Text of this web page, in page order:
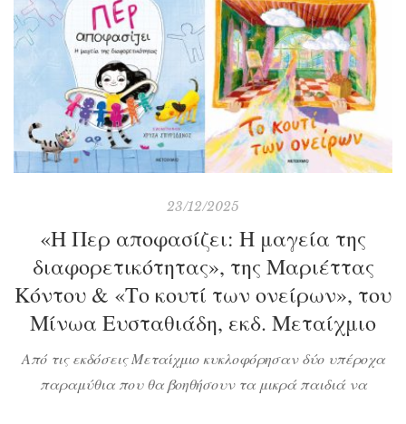
με ιππότες και πειρατές, κάνει παρέα με δεινόσαυρους
αλλά όλοι αυτοί του […]
23/12/2025
«Η Περ αποφασίζει: Η μαγεία της
διαφορετικότητας», της Μαριέττας
Κόντου & «Το κουτί των ονείρων», του
Μίνωα Ευσταθιάδη, εκδ. Μεταίχμιο
Από τις εκδόσεις Μεταίχμιο κυκλοφόρησαν δύο υπέροχα
παραμύθια που θα βοηθήσουν τα μικρά παιδιά να